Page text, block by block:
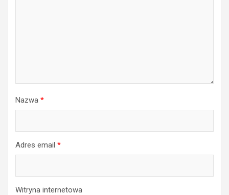
Nazwa *
Adres email *
Witryna internetowa